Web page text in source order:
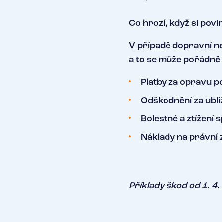
Co hrozí, když si
V případě dopravní
a to se může
Platby za opravu
Odškodnění za
Bolestné a ztížení
Náklady na právní
Příklady škod od 1. 4.